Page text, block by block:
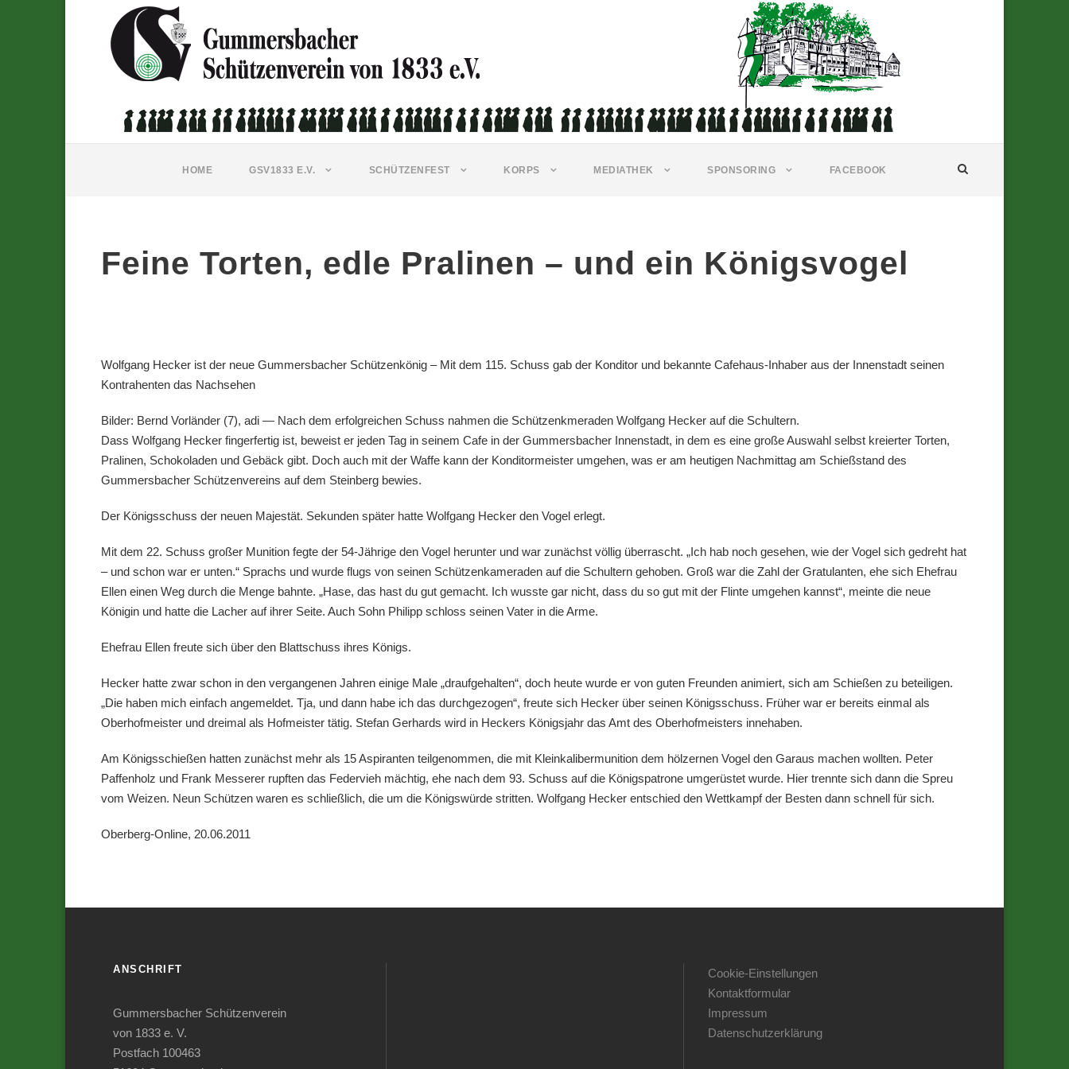
HOME GSV1833 E.V. SCHÜTZENFEST KORPS MEDIATHEK SPONSORING FACEBOOK
Feine Torten, edle Pralinen – und ein Königsvogel
Wolfgang Hecker ist der neue Gummersbacher Schützenkönig – Mit dem 115. Schuss gab der Konditor und bekannte Cafehaus-Inhaber aus der Innenstadt seinen
Kontrahenten das Nachsehen
Bilder: Bernd Vorländer (7), adi — Nach dem erfolgreichen Schuss nahmen die Schützenkmeraden Wolfgang Hecker auf die Schultern.
Dass Wolfgang Hecker fingerfertig ist, beweist er jeden Tag in seinem Cafe in der Gummersbacher Innenstadt, in dem es eine große Auswahl selbst kreierter Torten,
Pralinen, Schokoladen und Gebäck gibt. Doch auch mit der Waffe kann der Konditormeister umgehen, was er am heutigen Nachmittag am Schießstand des
Gummersbacher Schützenvereins auf dem Steinberg bewies.
Der Königsschuss der neuen Majestät. Sekunden später hatte Wolfgang Hecker den Vogel erlegt.
Mit dem 22. Schuss großer Munition fegte der 54-Jährige den Vogel herunter und war zunächst völlig überrascht. „Ich hab noch gesehen, wie der Vogel sich gedreht hat
– und schon war er unten.“ Sprachs und wurde flugs von seinen Schützenkameraden auf die Schultern gehoben. Groß war die Zahl der Gratulanten, ehe sich Ehefrau
Ellen einen Weg durch die Menge bahnte. „Hase, das hast du gut gemacht. Ich wusste gar nicht, dass du so gut mit der Flinte umgehen kannst“, meinte die neue
Königin und hatte die Lacher auf ihrer Seite. Auch Sohn Philipp schloss seinen Vater in die Arme.
Ehefrau Ellen freute sich über den Blattschuss ihres Königs.
Hecker hatte zwar schon in den vergangenen Jahren einige Male „draufgehalten“, doch heute wurde er von guten Freunden animiert, sich am Schießen zu beteiligen.
„Die haben mich einfach angemeldet. Tja, und dann habe ich das durchgezogen“, freute sich Hecker über seinen Königsschuss. Früher war er bereits einmal als
Oberhofmeister und dreimal als Hofmeister tätig. Stefan Gerhards wird in Heckers Königsjahr das Amt des Oberhofmeisters innehaben.
Am Königsschießen hatten zunächst mehr als 15 Aspiranten teilgenommen, die mit Kleinkalibermunition dem hölzernen Vogel den Garaus machen wollten. Peter
Paffenholz und Frank Messerer rupften das Federvieh mächtig, ehe nach dem 93. Schuss auf die Königspatrone umgerüstet wurde. Hier trennte sich dann die Spreu
vom Weizen. Neun Schützen waren es schließlich, die um die Königswürde stritten. Wolfgang Hecker entschied den Wettkampf der Besten dann schnell für sich.
Oberberg-Online, 20.06.2011
ANSCHRIFT
Gummersbacher Schützenverein
von 1833 e. V.
Postfach 100463
Cookie-Einstellungen
Kontaktformular
Impressum
Datenschutzerklärung